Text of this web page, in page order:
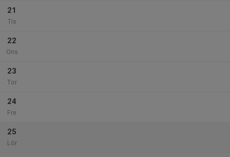
21
Tis
22
Ons
23
Tor
24
Fre
25
Lör